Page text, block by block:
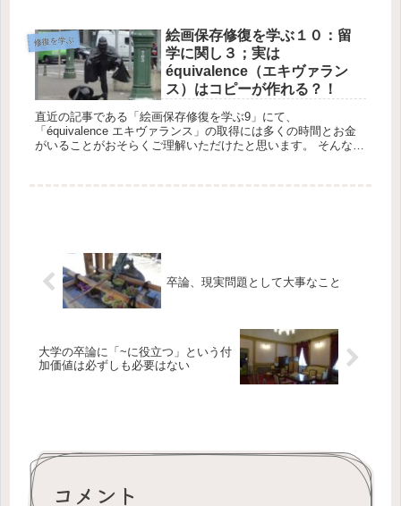
修復を学ぶ
絵画保存修復を学ぶ１０：留
学に関し３；実は
équivalence（エキヴァラン
ス）はコピーが作れる？！
直近の記事である「絵画保存修復を学ぶ9」にて、
「équivalence エキヴァランス」の取得には多くの時間とお金
がいることがおそらくご理解いただけたと思います。 そんな時
卒論、現実問題として大事なこと
大学の卒論に「~に役立つ」という付
加価値は必ずしも必要はない
コメント